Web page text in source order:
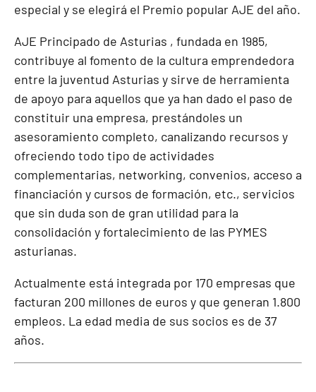
especial y se elegirá el Premio popular AJE del año.
AJE Principado de Asturias , fundada en 1985,
contribuye al fomento de la cultura emprendedora
entre la juventud Asturias y sirve de herramienta
de apoyo para aquellos que ya han dado el paso de
constituir una empresa, prestándoles un
asesoramiento completo, canalizando recursos y
ofreciendo todo tipo de actividades
complementarias, networking, convenios, acceso a
financiación y cursos de formación, etc., servicios
que sin duda son de gran utilidad para la
consolidación y fortalecimiento de las PYMES
asturianas.
Actualmente está integrada por 170 empresas que
facturan 200 millones de euros y que generan 1.800
empleos. La edad media de sus socios es de 37
años.